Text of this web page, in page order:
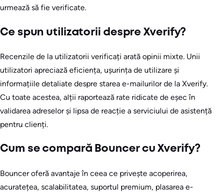
urmează să fie verificate.
Ce spun utilizatorii despre Xverify?
Recenzile de la utilizatorii verificați arată opinii mixte. Unii
utilizatori apreciază eficiența, ușurința de utilizare și
informațiile detaliate despre starea e-mailurilor de la Xverify.
Cu toate acestea, alții raportează rate ridicate de eșec în
validarea adreselor și lipsa de reacție a serviciului de asistență
pentru clienți.
Cum se compară Bouncer cu Xverify?
Bouncer oferă avantaje în ceea ce privește acoperirea,
acuratețea, scalabilitatea, suportul premium, plasarea e-